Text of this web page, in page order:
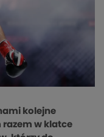
kolejne
razem w klatce